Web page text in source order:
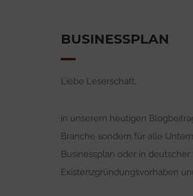
BUSINESSPLAN
Liebe Leserschaft,
in unserem heutigen
Branche sondern für alle
Businessplan oder in
Existenzgründungsvorhaben